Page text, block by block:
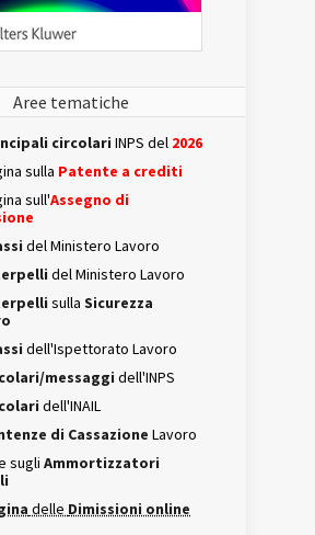
Aree tematiche
circolari INPS del 2026
sulla Patente a crediti
sull'Assegno di
del Ministero Lavoro
del Ministero Lavoro
sulla Sicurezza
dell'Ispettorato Lavoro
messaggi dell'INPS
dell'INAIL
di Cassazione Lavoro
sugli Ammortizzatori
delle Dimissioni online